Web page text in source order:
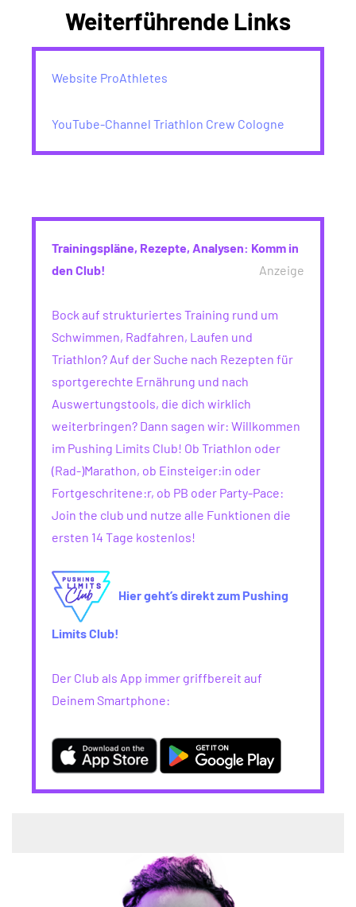
Weiterführende Links
Website ProAthletes
YouTube-Channel Triathlon Crew Cologne
Trainingspläne, Rezepte, Analysen: Komm in
den Club!
Anzeige
Bock auf strukturiertes Training rund um
Schwimmen, Radfahren, Laufen und
Triathlon? Auf der Suche nach Rezepten für
sportgerechte Ernährung und nach
Auswertungstools, die dich wirklich
weiterbringen? Dann sagen wir: Willkommen
im Pushing Limits Club! Ob Triathlon oder
(Rad-)Marathon, ob Einsteiger:in oder
Fortgeschritene:r, ob PB oder Party-Pace:
Join the club und nutze alle Funktionen die
ersten 14 Tage kostenlos!
Hier geht’s direkt zum Pushing
Limits Club!
Der Club als App immer griffbereit auf
Deinem Smartphone: